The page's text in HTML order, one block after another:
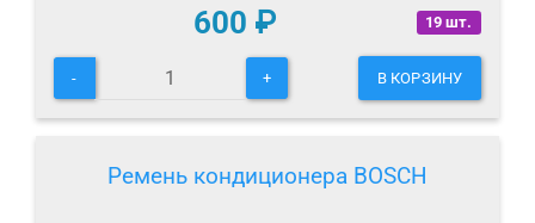
19 шт.
600 ₽
- + В КОРЗИНУ
Ремень кондиционера BOSCH